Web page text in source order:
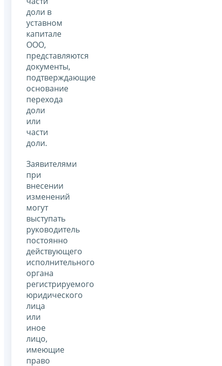
доли в
уставном
капитале
ООО,
представляются
документы,
подтверждающие
основание
перехода
доли
или
части
доли.
Заявителями
при
внесении
изменений
могут
выступать
руководитель
постоянно
действующего
исполнительного
органа
регистрируемого
юридического
лица
или
иное
лицо,
имеющие
право